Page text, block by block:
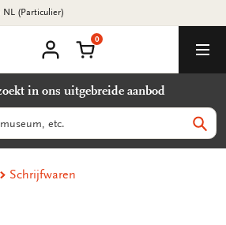
NL (Particulier)
account
Winkelmand
0
in ons uitgebreide aanbod
Schrijfwaren